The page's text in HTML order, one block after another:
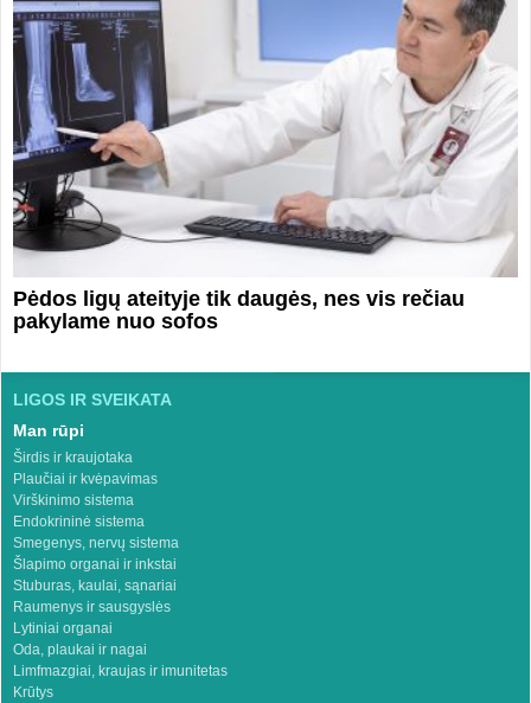
Pėdos ligų ateityje tik daugės, nes vis rečiau
pakylame nuo sofos
LIGOS IR SVEIKATA
Man rūpi
Širdis ir kraujotaka
Plaučiai ir kvėpavimas
Virškinimo sistema
Endokrininė sistema
Smegenys, nervų sistema
Šlapimo organai ir inkstai
Stuburas, kaulai, sąnariai
Raumenys ir sausgyslės
Lytiniai organai
Oda, plaukai ir nagai
Limfmazgiai, kraujas ir imunitetas
Krūtys